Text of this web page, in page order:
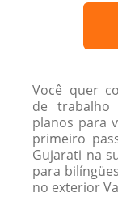
Você quer
de trabalho
planos para
primeiro
Gujarati na
para
no exterior